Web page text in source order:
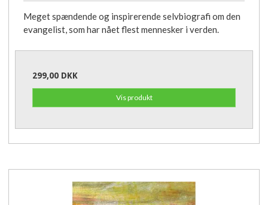
Meget spændende og inspirerende selvbiografi om den
evangelist, som har nået flest mennesker i verden.
299,00 DKK
Vis produkt